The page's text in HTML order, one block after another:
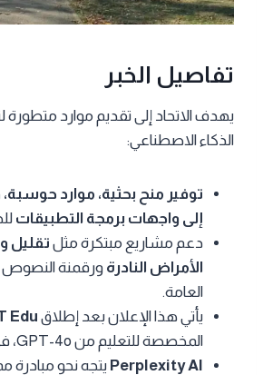
تفاصيل الخبر
يهدف الاتحاد إلى تقديم موارد متطورة
الذكاء الاصطناعي:
توفير منح بحثية، موارد
إلى واجهات برمجة التطبيقات
دعم مشاريع مبتكرة مثل
الأمراض النادرة ورقمنة النصوص
العامة.
يأتي هذا الإعلان بعد إطلاق Edu
المخصصة للتعليم من GPT-4o، في مايو الماضي.
Perplexity AI يتجه نحو مبادرة